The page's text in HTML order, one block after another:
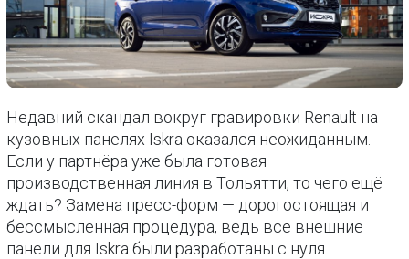
Недавний скандал вокруг гравировки Renault на
кузовных панелях Iskra оказался неожиданным.
Если у партнёра уже была готовая
производственная линия в Тольятти, то чего ещё
ждать? Замена пресс-форм — дорогостоящая и
бессмысленная процедура, ведь все внешние
панели для Iskra были разработаны с нуля.